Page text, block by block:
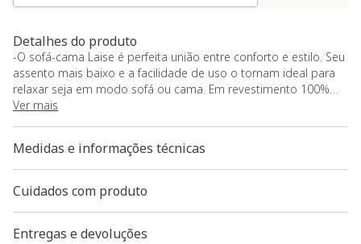
Detalhes do produto
-O sofá-cama Laise é perfeita união entre conforto e estilo. Seu
assento mais baixo e a facilidade de uso o tornam ideal para
relaxar seja em modo sofá ou cama. Em revestimento 100%
couro natural com tecnologia anti-risco, material que pode
- Não pode ficar em área externa;
- Carga Máxima: 240kg;
- Ideal para: 3 pessoas;
- Garantia do fornecedor de 180 dias contra defeitos de
- O produto será entregue montado.
Ver mais
Medidas e informações técnicas
Cuidados com produto
Entregas e devoluções